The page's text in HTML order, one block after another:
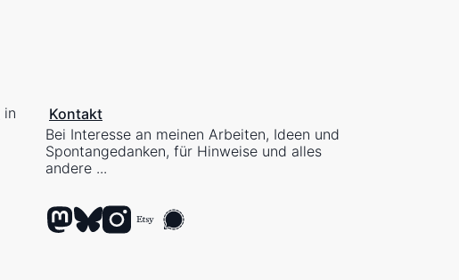
in
Kontakt
Bei Interesse an meinen Arbeiten, Ideen und
Spontangedanken, für Hinweise und alles
andere ...